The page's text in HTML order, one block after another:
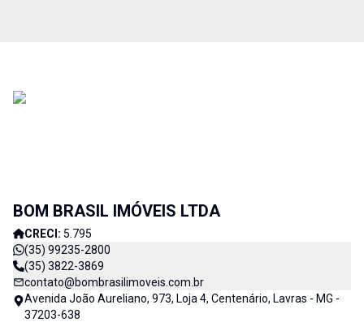
BOM BRASIL IMÓVEIS LTDA
CRECI: 5.795
(35) 99235-2800
(35) 3822-3869
contato@bombrasilimoveis.com.br
Avenida João Aureliano, 973, Loja 4, Centenário, Lavras - MG -
37203-638